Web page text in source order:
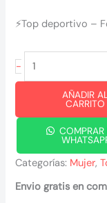
⚡Top deportivo –
-
Top
tiras
Vinotinto
con
pretina
negra
cantidad
AÑADIR AL
CARRITO
COMPRAR
Categorías: Mujer,
Envio gratis en